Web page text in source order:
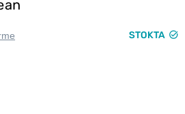
STOKTA